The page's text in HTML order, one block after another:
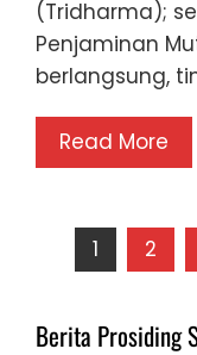
(Tridharma);
Penjaminan
berlangsung,
Read More
Paginasi
pos
1 2
Berita Prosiding